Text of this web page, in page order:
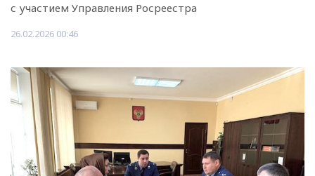
с участием Управления Росреестра
26.02.2026 00:46